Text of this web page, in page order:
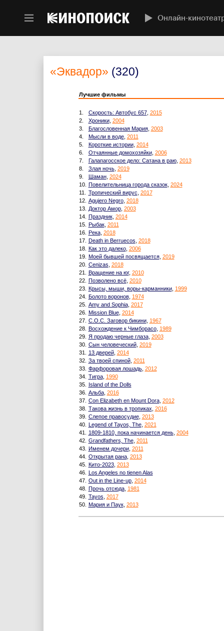
Онлайн-
«Эквадор» (320)
Лучшие фильмы
1. Скорость: Автобус 657, 2015
2.
Хроники, 2004
3.
Благословенная Мария, 2003
4.
Мысли в воде, 2011
5.
Короткие истории, 2014
6.
Отчаянные домохозяйки, 2006
7.
Галапагосское дело: Сатана в раю, 2013
8.
Злая ночь, 2019
9.
Шаман, 2024
10. Повелительница города сказок, 2024
11.
Тропический вирус 2017
12. Agujero Negro, 2018
13.
Доктор Амор, 2003
14. Праздник, 2014
15. Рыбак, 2011
16. Река, 2018
17. Death in Berruecos 2018
18. Как это далеко, 2006
19. Моей бывшей посвящается, 2019
20. Cenizas 2018
21.
Вращение на юг, 2010
22. Позволено всё, 2010
23. Крысы, мыши, воры-карманники, 1999
24. Болото воронов, 1974
25. Amy and Sophia, 2017
26. Mission Blue, 2014
27. С.О.С. Заговор бикини, 1967
28. Восхождение к Чимборасо, 1989
29. Я продаю черные глаза, 2003
30. Сын человеческий, 2019
31.
13 дверей, 2014
32. За твоей спиной, 2011
33. Фарфоровая лошадь, 2012
34. Тигра, 1990
35.
Island of the Dolls
36. Альба, 2016
37. Con Elizabeth en Mount Dora, 2012
38. Такова жизнь в тропиках 2016
39. Слепое правосудие, 2013
40. Legend of Tayos, The, 2021
41.
1809-1810, пока начинается день, 2004
42. Grandfathers, The, 2011
43. Именем дочери, 2011
44. Открытая рана, 2013
45. Кито-2023, 2013
46. Los Angeles no tienen Alas
47. Out in the Line-up, 2014
48. Прочь отсюда, 1981
49. Tayos 2017
50. Мария и Паук, 2013